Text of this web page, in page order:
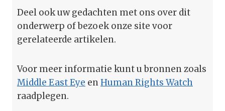
Deel ook uw gedachten met ons over dit
onderwerp of bezoek onze site voor
gerelateerde artikelen.
Voor meer informatie kunt u bronnen zoals
Middle East Eye enHuman Rights Watch
raadplegen.